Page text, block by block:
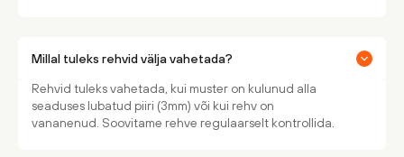
Millal tuleks rehvid välja vahetada?
Rehvid tuleks vahetada, kui muster on kulunud alla
seaduses lubatud piiri (3mm) või kui rehv on
vananenud. Soovitame rehve regulaarselt kontrollida.